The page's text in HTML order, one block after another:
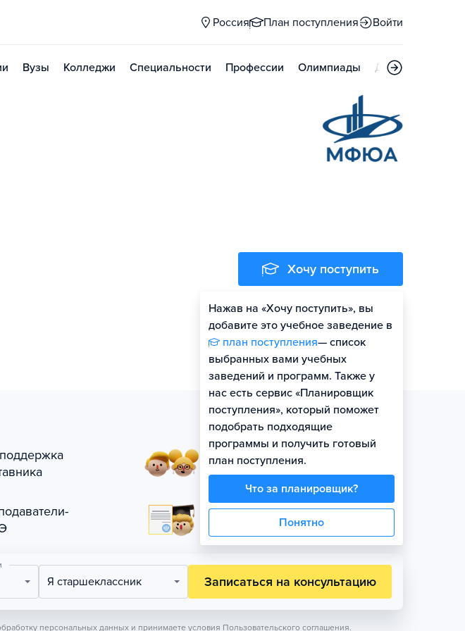
Россия План поступления Войти
Вузы Колледжи Специальности Профессии Олимпиады Дни открытых
Хочу поступить
Нажав на «Хочу поступить», вы
добавите это учебное заведение в
план поступления— список
выбранных вами учебных
заведений и программ. Также у
нас есть сервис «Планировщик
поступления», который поможет
подобрать подходящие
программы и получить готовый
план поступления.
Что за планировщик?
Понятно
Занятия в небольших
группах по уровню
Официальная гарантия
поступления на бюджет
Я старшеклассник Записаться на консультацию
персональных данных и принимаете условия Пользовательского соглашения.